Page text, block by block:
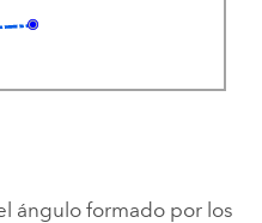
ángulo formado por los